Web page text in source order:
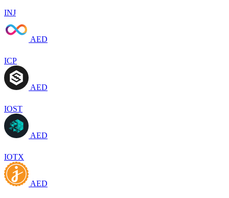
INJ
AED
ICP
AED
IOST
AED
IOTX
AED